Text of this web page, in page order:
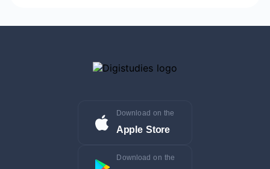
Download on the
Apple Store
Download on the